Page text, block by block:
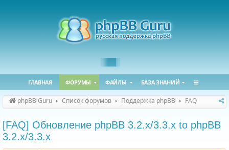
ГЛАВНАЯ ФОРУМЫ ФАЙЛЫ БАЗА ЗНАНИЙ
phpBB Guru Список форумов Поддержка phpBB FAQ
[FAQ] Обновление phpBB 3.2.x/3.3.x to phpBB
3.2.x/3.3.x